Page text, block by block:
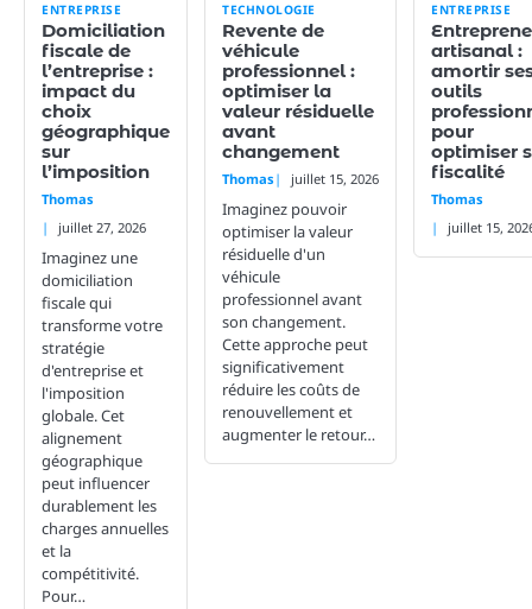
ENTREPRISE
Domiciliation
fiscale de
l’entreprise :
impact du
choix
géographique
sur
l’imposition
Thomas
juillet 27, 2026
Imaginez une
domiciliation
fiscale qui
transforme votre
stratégie
d'entreprise et
l'imposition
globale. Cet
alignement
géographique
peut influencer
durablement les
charges annuelles
et la
compétitivité.
Pour…
TECHNOLOGIE
Revente de
véhicule
professionnel :
optimiser la
valeur résiduelle
avant
changement
Thomas juillet 15, 2026
Imaginez pouvoir
optimiser la valeur
résiduelle d'un
véhicule
professionnel avant
son changement.
Cette approche peut
significativement
réduire les coûts de
renouvellement et
augmenter le retour…
ENTREPRISE
artisanal :
amortir
outils
pour
optimiser
fiscalité
Thomas
juillet 15,